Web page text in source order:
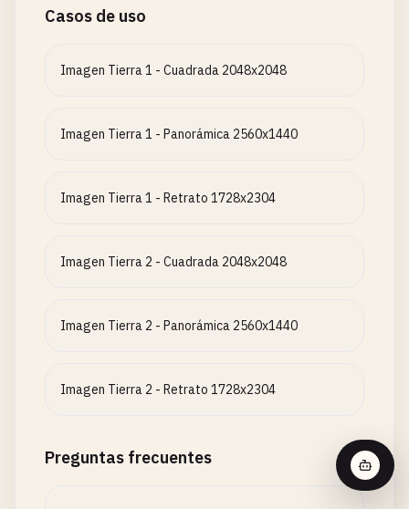
Casos de uso
Imagen Tierra 1 - Cuadrada 2048x2048
Imagen Tierra 1 - Panorámica 2560x1440
Imagen Tierra 1 - Retrato 1728x2304
Imagen Tierra 2 - Cuadrada 2048x2048
Imagen Tierra 2 - Panorámica 2560x1440
Imagen Tierra 2 - Retrato 1728x2304
Preguntas frecuentes